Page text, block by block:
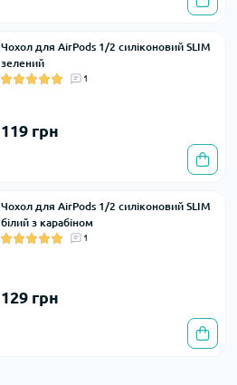
Чохол для AirPods 1/2 силіконовий SLIM
зелений
1
119 грн
Чохол для AirPods 1/2 силіконовий SLIM
білий з карабіном
1
129 грн